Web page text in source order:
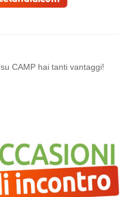
su CAMP hai tanti vantaggi!